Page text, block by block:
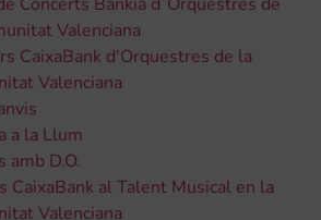
Valenciana
CaixaBank d'Orquestres de la
Valenciana
a la Llum
amb D.O.
CaixaBank al Talent Musical en la
Valenciana